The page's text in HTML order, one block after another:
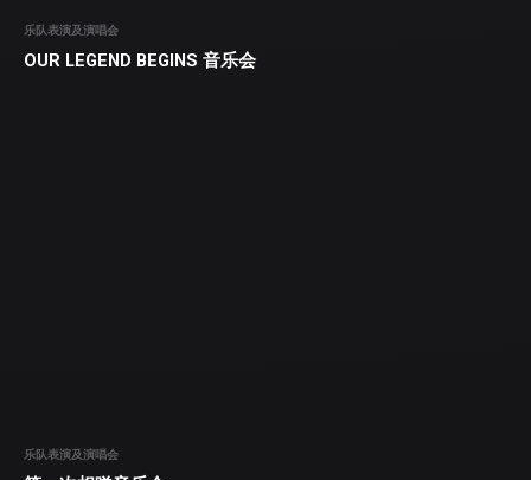
乐队表演及演唱会
OUR LEGEND BEGINS 音乐会
乐队表演及演唱会